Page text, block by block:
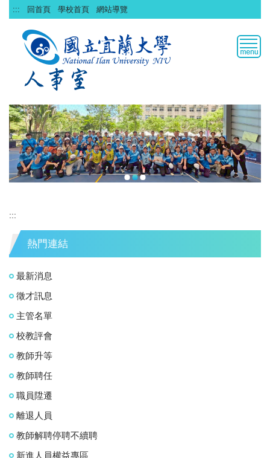
跳
到
::: 回首頁 學校首頁 網站導覽
:::
熱門連結
最新消息
徵才訊息
主管名單
校教評會
教師升等
教師聘任
職員陞遷
離退人員
教師解聘停聘不續聘
新進人員權益專區